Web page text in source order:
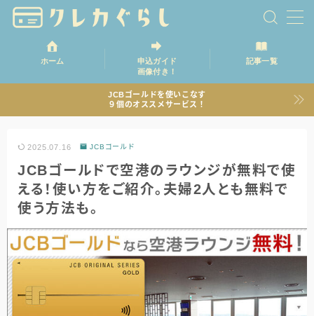
ホーム
申込ガイド
画像付き！
記事一覧
JCBゴールドを使いこなす
９個のオススメサービス！
2025.07.16 JCBゴールド
JCBゴールドで空港のラウンジが無料で使
える！使い方をご紹介。夫婦2人とも無料で
使う方法も。